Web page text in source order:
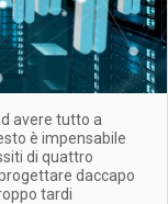
avere tutto a
è impensabile
di quattro
daccapo
tardi